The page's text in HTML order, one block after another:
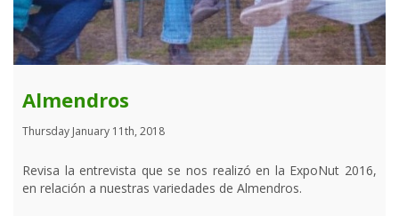
Almendros
Thursday January 11th, 2018
Revisa la entrevista que se nos realizó en la ExpoNut 2016,
en relación a nuestras variedades de Almendros.